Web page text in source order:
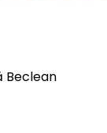
Beclean